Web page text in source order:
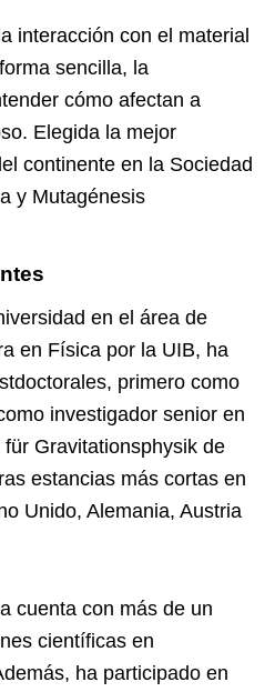
interacción con el material
sencilla, la
cómo afectan a
Elegida la mejor
continente en la Sociedad
y Mutagénesis
en el área de
en Física por la UIB, ha
primero como
investigador senior en
Gravitationsphysik de
estancias más cortas en
Unido, Alemania, Austria
cuenta con más de un
científicas en
ha participado en